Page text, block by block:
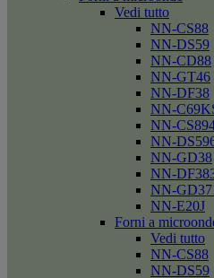
Vedi tutto
NN-CS88
NN-DS59
NN-CD88
NN-GT46
NN-DF38
NN-
NN-
NN-
NN-GD38
NN-
NN-
NN-E20J
Forni a
Vedi tutto
NN-CS88
NN-DS59